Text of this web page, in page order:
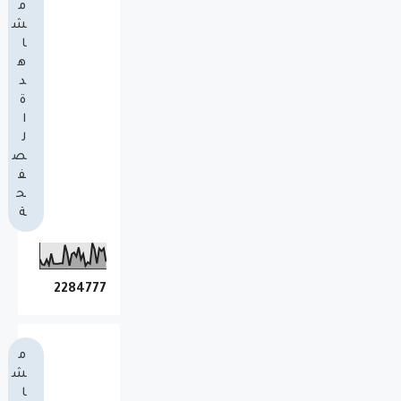
م
ش
ا
ه
د
ة
ا
ل
ص
ف
ح
ة
2284777
م
ش
ا